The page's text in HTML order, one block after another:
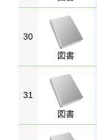
30
図書
31
図書